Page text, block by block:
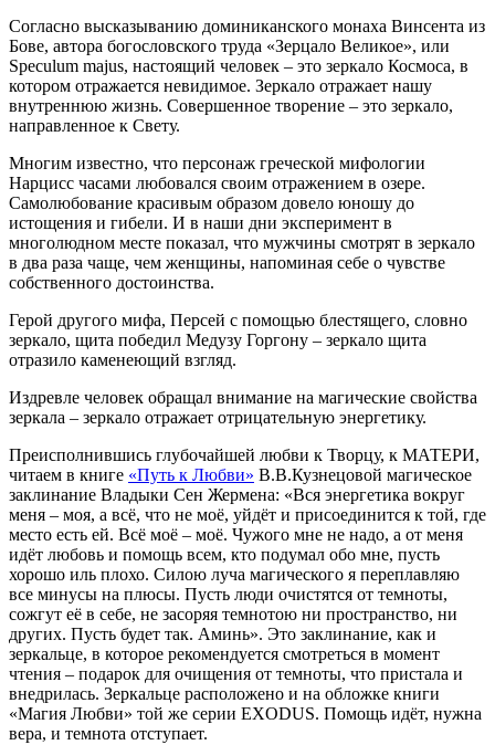
Согласно высказыванию доминиканского монаха Винсента из
Бове, автора богословского труда «Зерцало Великое», или
Speculum majus, настоящий человек – это зеркало Космоса, в
котором отражается невидимое. Зеркало отражает нашу
внутреннюю жизнь. Совершенное творение – это зеркало,
направленное к Свету.
Многим известно, что персонаж греческой мифологии
Нарцисс часами любовался своим отражением в озере.
Самолюбование красивым образом довело юношу до
истощения и гибели. И в наши дни эксперимент в
многолюдном месте показал, что мужчины смотрят в зеркало
в два раза чаще, чем женщины, напоминая себе о чувстве
собственного достоинства.
Герой другого мифа, Персей с помощью блестящего, словно
зеркало, щита победил Медузу Горгону – зеркало щита
отразило каменеющий взгляд.
Издревле человек обращал внимание на магические свойства
зеркала – зеркало отражает отрицательную энергетику.
Преисполнившись глубочайшей любви к Творцу, к МАТЕРИ,
читаем в книге «Путь к Любви» В.В.Кузнецовой магическое
заклинание Владыки Сен Жермена: «Вся энергетика вокруг
меня – моя, а всё, что не моё, уйдёт и присоединится к той, где
место есть ей. Всё моё – моё. Чужого мне не надо, а от меня
идёт любовь и помощь всем, кто подумал обо мне, пусть
хорошо иль плохо. Силою луча магического я переплавляю
все минусы на плюсы. Пусть люди очистятся от темноты,
сожгут её в себе, не засоряя темнотою ни пространство, ни
других. Пусть будет так. Аминь». Это заклинание, как и
зеркальце, в которое рекомендуется смотреться в момент
чтения – подарок для очищения от темноты, что пристала и
внедрилась. Зеркальце расположено и на обложке книги
«Магия Любви» той же серии EXODUS. Помощь идёт, нужна
вера, и темнота отступает.